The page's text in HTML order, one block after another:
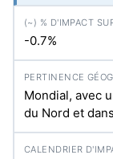
-0.7%
Mondial, avec
du Nord et